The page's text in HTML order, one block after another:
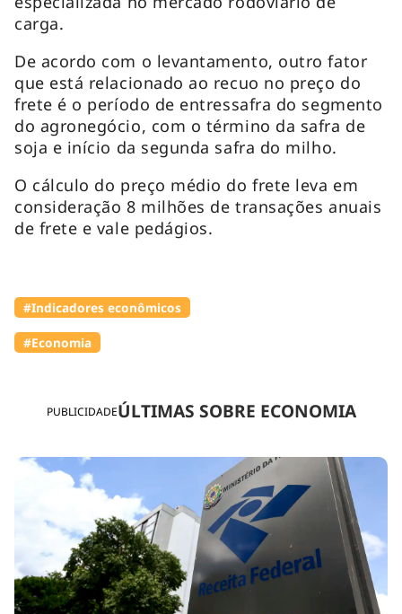
PUBLICIDADEÚLTIMAS SOBRE ECONOMIA
carga.
De acordo com o levantamento, outro fator
que está relacionado ao recuo no preço do
frete é o período de entressafra do segmento
do agronegócio, com o término da safra de
soja e início da segunda safra do milho.
O cálculo do preço médio do frete leva em
consideração 8 milhões de transações anuais
de frete e vale pedágios.
#Indicadores econômicos
#Economia